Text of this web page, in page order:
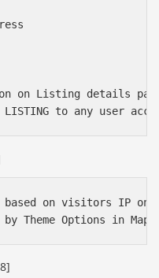
on Listing details
based on visitors IP